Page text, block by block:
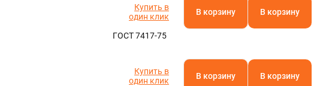
ГОСТ 7417-75
Купить в
один клик
В корзину В корзину
Купить в
один клик
В корзину В корзину